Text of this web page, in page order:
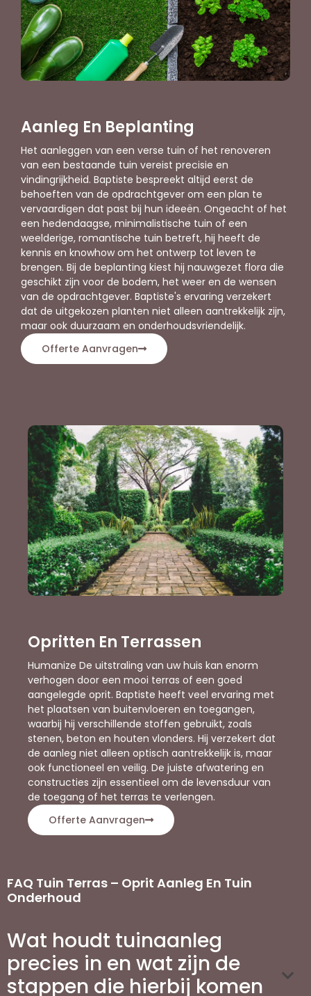
Aanleg En Beplanting
Het aanleggen van een verse tuin of het renoveren
van een bestaande tuin vereist precisie en
vindingrijkheid. Baptiste bespreekt altijd eerst de
behoeften van de opdrachtgever om een plan te
vervaardigen dat past bij hun ideeën. Ongeacht of het
een hedendaagse, minimalistische tuin of een
weelderige, romantische tuin betreft, hij heeft de
kennis en knowhow om het ontwerp tot leven te
brengen. Bij de beplanting kiest hij nauwgezet flora die
geschikt zijn voor de bodem, het weer en de wensen
van de opdrachtgever. Baptiste's ervaring verzekert
dat de uitgekozen planten niet alleen aantrekkelijk zijn,
maar ook duurzaam en onderhoudsvriendelijk.
Offerte Aanvragen
Opritten En Terrassen
Humanize De uitstraling van uw huis kan enorm
verhogen door een mooi terras of een goed
aangelegde oprit. Baptiste heeft veel ervaring met
het plaatsen van buitenvloeren en toegangen,
waarbij hij verschillende stoffen gebruikt, zoals
stenen, beton en houten vlonders. Hij verzekert dat
de aanleg niet alleen optisch aantrekkelijk is, maar
ook functioneel en veilig. De juiste afwatering en
constructies zijn essentieel om de levensduur van
de toegang of het terras te verlengen.
Offerte Aanvragen
FAQ Tuin Terras – Oprit Aanleg En Tuin
Onderhoud
Wat houdt tuinaanleg
precies in en wat zijn de
stappen die hierbij komen